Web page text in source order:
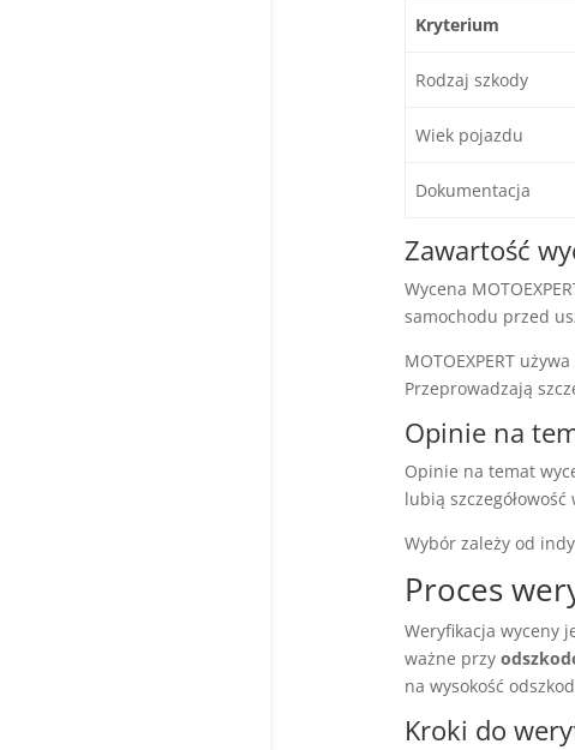
Kryterium
Rodzaj szkody
Wiek pojazdu
Dokumentacja
Zawartość
Wycena
samochodu przed
MOTOEXPERT
Przeprowadzają
Opinie na
Opinie na temat
lubią szczegółowość
Wybór zależy od
Proces
Weryfikacja wyceny
ważne przy
na wysokość
Kroki do